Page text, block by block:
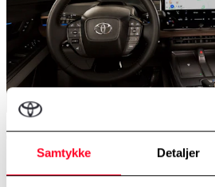
Samtykke Detaljer
Toyota bZ4X Touring gir deg en digital